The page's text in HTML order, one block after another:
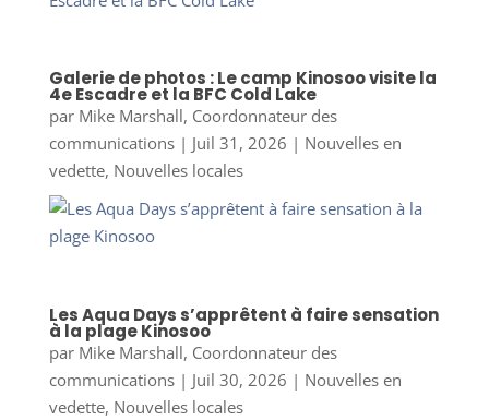
Galerie de photos : Le camp Kinosoo visite la
4e Escadre et la BFC Cold Lake
par Mike Marshall, Coordonnateur des
communications| Juil 31, 2026 | Nouvelles en
vedette, Nouvelles locales
Les Aqua Days s’apprêtent à faire sensation
à la plage Kinosoo
par Mike Marshall, Coordonnateur des
communications| Juil 30, 2026 | Nouvelles en
vedette, Nouvelles locales